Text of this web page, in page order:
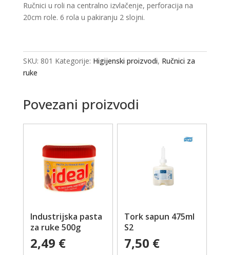
Ručnici u roli na centralno izvlačenje, perforacija na
20cm role. 6 rola u pakiranju 2 slojni.
SKU: 801 Kategorije: Higijenski proizvodi, Ručnici za
ruke
Povezani proizvodi
Industrijska pasta
za ruke 500g
2,49 €
Tork sapun 475ml
S2
7,50 €